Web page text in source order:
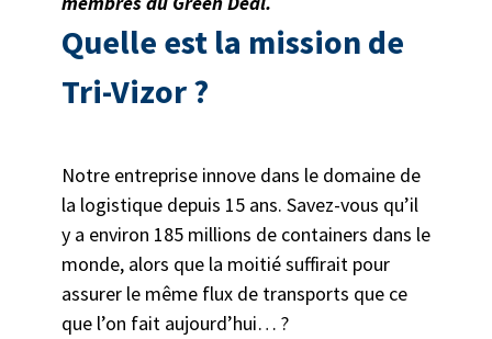
Quelle est la mission de
Tri-Vizor ?
Notre entreprise innove dans le domaine de
la logistique depuis 15 ans. Savez-vous qu’il
y a environ 185 millions de containers dans le
monde, alors que la moitié suffirait pour
assurer le même flux de transports que ce
que l’on fait aujourd’hui… ?